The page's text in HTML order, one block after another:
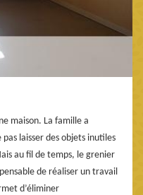
maison. La famille a
laisser des objets inutiles
au fil de temps, le grenier
de réaliser un travail
d’éliminer